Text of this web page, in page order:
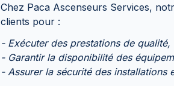
Chez Paca Ascenseurs Services,
clients pour :
- Exécuter des prestations de qualité,
- Garantir la disponibilité des
- Assurer la sécurité des installations